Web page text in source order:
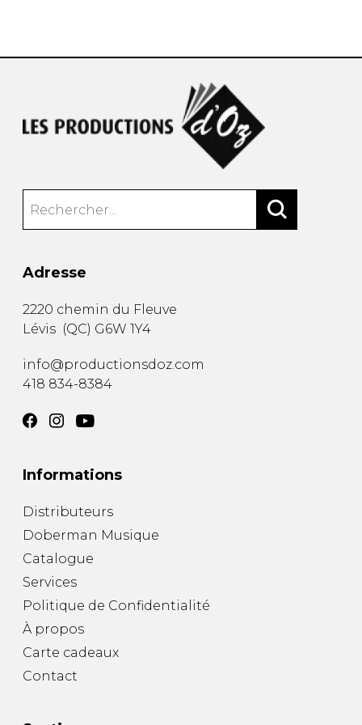
Adresse
2220 chemin du Fleuve
Lévis (QC) G6W 1Y4
info@productionsdoz.com
418 834-8384
Informations
Distributeurs
Doberman Musique
Catalogue
Services
Politique de Confidentialité
À propos
Carte cadeaux
Contact